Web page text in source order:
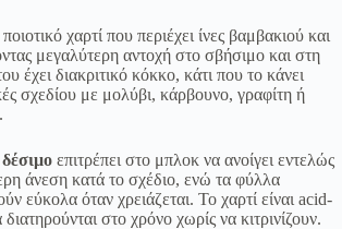
χαρτί που περιέχει ίνες βαμβακιού και
μεγαλύτερη αντοχή στο σβήσιμο και στη
έχει διακριτικό κόκκο, κάτι που το κάνει
σχεδίου με μολύβι, κάρβουνο, γραφίτη ή
επιτρέπει στο μπλοκ να ανοίγει εντελώς
άνεση κατά το σχέδιο, ενώ τα φύλλα
εύκολα όταν χρειάζεται. Το χαρτί είναι acid-
στο χρόνο χωρίς να κιτρινίζουν.